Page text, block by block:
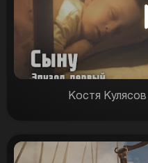
Костя